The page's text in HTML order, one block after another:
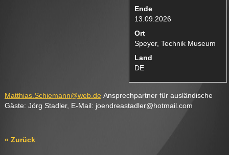
Ende
13.09.2026
Ort
Speyer, Technik Museum
Land
DE
Matthias.Schiemann@web.de Ansprechpartner für ausländische
Gäste: Jörg Stadler, E-Mail: joendreastadler@hotmail.com
« Zurück